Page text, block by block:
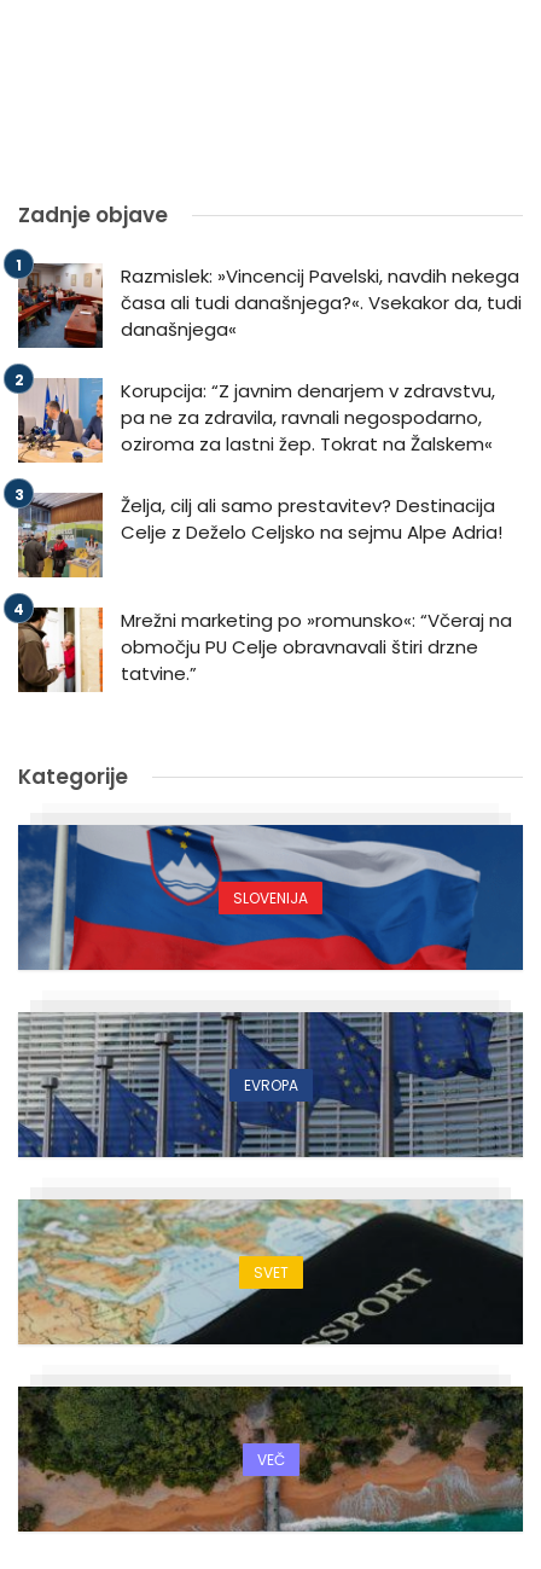
Zadnje objave
Razmislek: »Vincencij Pavelski, navdih nekega
časa ali tudi današnjega?«. Vsekakor da, tudi
današnjega«
Korupcija: “Z javnim denarjem v zdravstvu,
pa ne za zdravila, ravnali negospodarno,
oziroma za lastni žep. Tokrat na Žalskem«
Želja, cilj ali samo prestavitev? Destinacija
Celje z Deželo Celjsko na sejmu Alpe Adria!
Mrežni marketing po »romunsko«: “Včeraj na
območju PU Celje obravnavali štiri drzne
tatvine.”
Kategorije
SLOVENIJA
EVROPA
SVET
VEČ